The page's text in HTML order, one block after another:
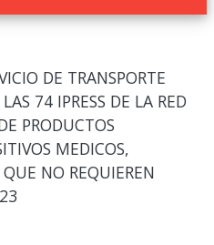
DE TRANSPORTE
74 IPRESS DE LA RED
PRODUCTOS
MEDICOS,
NO REQUIEREN